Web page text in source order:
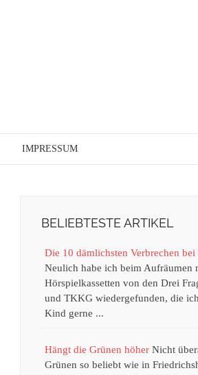
IMPRESSUM
BELIEBTESTE ARTIKEL
Die 10 dämlichsten Verbrechen
Neulich habe ich beim Aufräumen
Hörspielkassetten von den Drei
und TKKG wiedergefunden, die
Kind gerne ...
Hängt die Grünen höher Nicht
Grünen so beliebt wie in